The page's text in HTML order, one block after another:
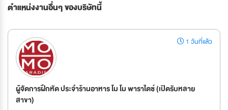
ตำแหน่งงานอื่นๆ ของบริษัทนี้
1 วันที่แล้ว
ผู้จัดการฝึกหัด ประจำร้านอาหาร โม โม พาราไดซ์ (เปิดรับหลาย
สาขา)